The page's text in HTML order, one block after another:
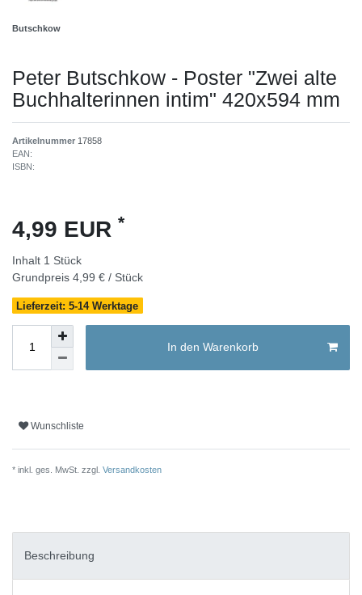
Butschkow
Peter Butschkow - Poster "Zwei alte
Buchhalterinnen intim" 420x594 mm
Artikelnummer 17858
EAN:
ISBN:
4,99 EUR *
Inhalt 1 Stück
Grundpreis 4,99 € / Stück
Lieferzeit: 5-14 Werktage
In den Warenkorb
Wunschliste
* inkl. ges. MwSt. zzgl. Versandkosten
Beschreibung